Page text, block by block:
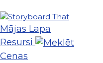
Mājas Lapa
Resursi
Cenas